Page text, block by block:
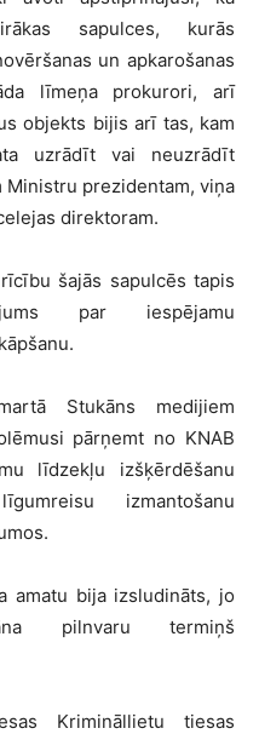
sapulces, kurās
un apkarošanas
līmeņa prokurori, arī
objekts bijis arī tas, kam
uzrādīt vai neuzrādīt
prezidentam, viņa
direktoram.
šajās sapulcēs tapis
par iespējamu
Stukāns medijiem
pārņemt no KNAB
līdzekļu izšķērdēšanu
izmantošanu
amatu bija izsludināts, jo
pilnvaru termiņš
Krimināllietu tiesas